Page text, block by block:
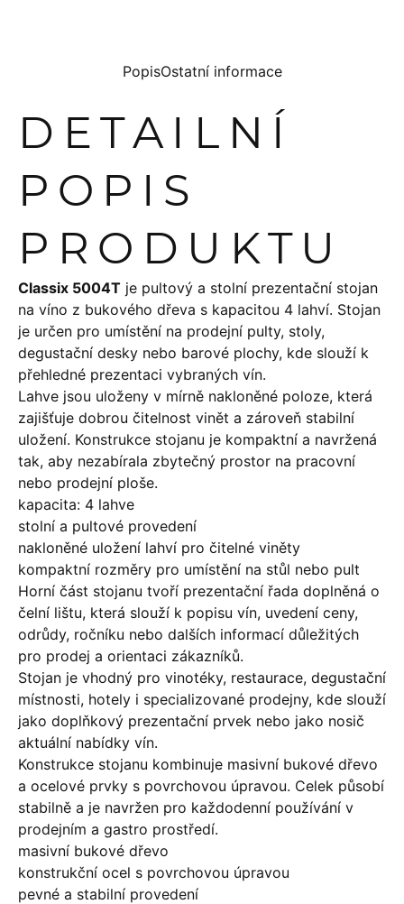
PopisOstatní informace
DETAILNÍ
POPIS
PRODUKTU
Classix 5004T je pultový a stolní prezentační stojan
na víno z bukového dřeva s kapacitou 4 lahví. Stojan
je určen pro umístění na prodejní pulty, stoly,
degustační desky nebo barové plochy, kde slouží k
přehledné prezentaci vybraných vín.
Lahve jsou uloženy v mírně nakloněné poloze, která
zajišťuje dobrou čitelnost vinět a zároveň stabilní
uložení. Konstrukce stojanu je kompaktní a navržená
tak, aby nezabírala zbytečný prostor na pracovní
nebo prodejní ploše.
kapacita: 4 lahve
stolní a pultové provedení
nakloněné uložení lahví pro čitelné viněty
kompaktní rozměry pro umístění na stůl nebo pult
Horní část stojanu tvoří prezentační řada doplněná o
čelní lištu, která slouží k popisu vín, uvedení ceny,
odrůdy, ročníku nebo dalších informací důležitých
pro prodej a orientaci zákazníků.
Stojan je vhodný pro vinotéky, restaurace, degustační
místnosti, hotely i specializované prodejny, kde slouží
jako doplňkový prezentační prvek nebo jako nosič
aktuální nabídky vín.
Konstrukce stojanu kombinuje masivní bukové dřevo
a ocelové prvky s povrchovou úpravou. Celek působí
stabilně a je navržen pro každodenní používání v
prodejním a gastro prostředí.
masivní bukové dřevo
konstrukční ocel s povrchovou úpravou
pevné a stabilní provedení